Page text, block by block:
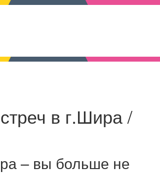
в г.Шира /
– вы больше не